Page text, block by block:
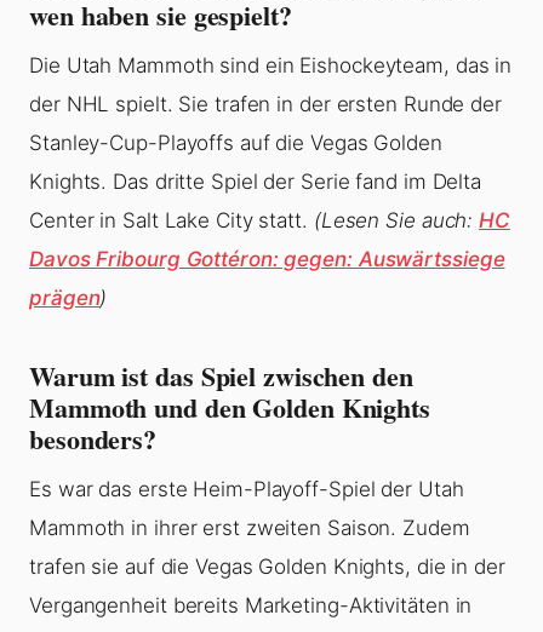
wen haben sie gespielt?
Die Utah Mammoth sind ein Eishockeyteam, das in
der NHL spielt. Sie trafen in der ersten Runde der
Stanley-Cup-Playoffs auf die Vegas Golden
Knights. Das dritte Spiel der Serie fand im Delta
Center in Salt Lake City statt. (Lesen Sie auch:HC
Davos Fribourg Gottéron: gegen: Auswärtssiege
prägen)
Warum ist das Spiel zwischen den
Mammoth und den Golden Knights
besonders?
Es war das erste Heim-Playoff-Spiel der Utah
Mammoth in ihrer erst zweiten Saison. Zudem
trafen sie auf die Vegas Golden Knights, die in der
Vergangenheit bereits Marketing-Aktivitäten in